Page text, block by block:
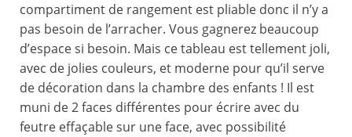
compartiment de rangement est pliable donc il n’y a
pas besoin de l’arracher. Vous gagnerez beaucoup
d’espace si besoin. Mais ce tableau est tellement joli,
avec de jolies couleurs, et moderne pour qu’il serve
de décoration dans la chambre des enfants ! Il est
muni de 2 faces différentes pour écrire avec du
feutre effaçable sur une face, avec possibilité